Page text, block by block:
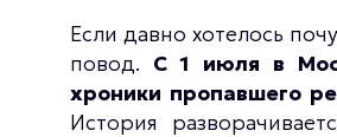
Если давно хотелось
повод. С 1 июля в
хроники пропавшего
История